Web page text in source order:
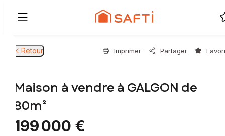
Retour Imprimer Partager
Maison à vendre à GALGON de
80m²
199 000 €